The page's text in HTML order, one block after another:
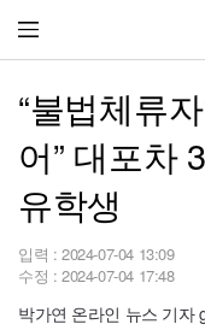
“불법체류
어” 대포차
유학생
입력 : 2024-07-04 13:09
수정 : 2024-07-04 17:48
박가연 온라인 뉴스 기자